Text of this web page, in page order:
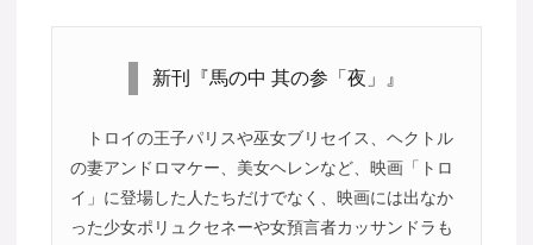
新刊『馬の中 其の参「夜」』
トロイの王子パリスや巫女ブリセイス、ヘクトル
の妻アンドロマケー、美女ヘレンなど、映画「トロ
イ」に登場した人たちだけでなく、映画には出なか
った少女ポリュクセネーや女預言者カッサンドラも